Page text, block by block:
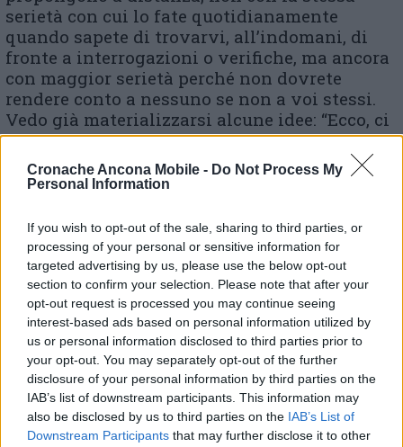
Cronache Ancona Mobile - Do Not Process My
Personal Information
If you wish to opt-out of the sale, sharing to third parties, or
processing of your personal or sensitive information for
targeted advertising by us, please use the below opt-out
section to confirm your selection. Please note that after your
opt-out request is processed you may continue seeing
interest-based ads based on personal information utilized by
us or personal information disclosed to third parties prior to
your opt-out. You may separately opt-out of the further
disclosure of your personal information by third parties on the
IAB’s list of downstream participants. This information may
also be disclosed by us to third parties on the IAB’s List of
Downstream Participants that may further disclose it to other
serietà con cui lo fate quotidianamente
quando sapete di trovarvi, all’indomani, di
fronte a interrogazioni o verifiche, ma ancora
con maggior serietà perché non dovrete
rendere conto a nessuno se non a voi stessi.
Vedo già materializzarsi alcune idee: “Ecco, ci
mancava la Preside con i suoi discorsi…” Vi
invito come sempre, a riflettere e a pensare.
Sono certa che tutti sappiate con quanto
a voi perché credo nella vostra serietà, perché
ho a cuore il vostro futuro e sono certa che
saprete dare il meglio di voi anche in questo
momento. Mi rivolgo a tutti, non solo ai più
grandi che alla fine di questo anno scolastico
dovranno affrontare la prova d’esame. Questa
circostanza può rappresentare un’opportunità
per crescere, per maturare, per sviluppare quel
senso di responsabilità indispensabili per
ogni esperienza della vita. Non lasciatevela
sfuggire!»